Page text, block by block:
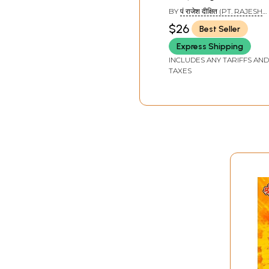
Matangi Tantra
Shastra
BY पं राजेश दीक्षित (PT. RAJESH
$26
Best Seller
Express Shipping
INCLUDES ANY TARIFFS AND
TAXES